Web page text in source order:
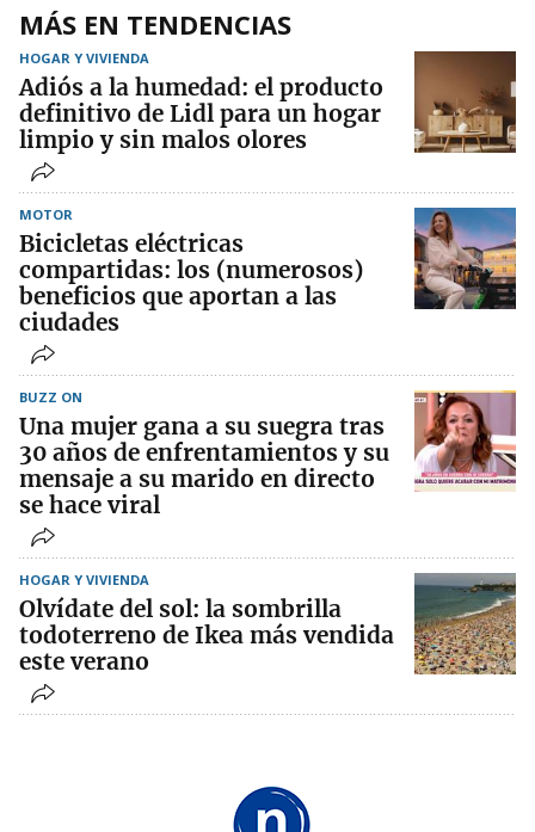
MÁS EN TENDENCIAS
HOGAR Y VIVIENDA
Adiós a la humedad: el producto
definitivo de Lidl para un hogar
limpio y sin malos olores
MOTOR
Bicicletas eléctricas
compartidas: los (numerosos)
beneficios que aportan a las
ciudades
BUZZ ON
Una mujer gana a su suegra tras
30 años de enfrentamientos y su
mensaje a su marido en directo
se hace viral
HOGAR Y VIVIENDA
Olvídate del sol: la sombrilla
todoterreno de Ikea más vendida
este verano